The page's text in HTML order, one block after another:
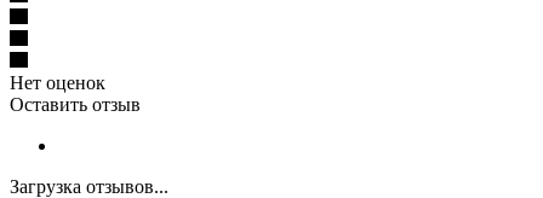
Нет оценок
Оставить отзыв
Загрузка отзывов...